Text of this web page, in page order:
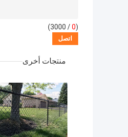
(
0
/ 3000)
منتجات أخرى